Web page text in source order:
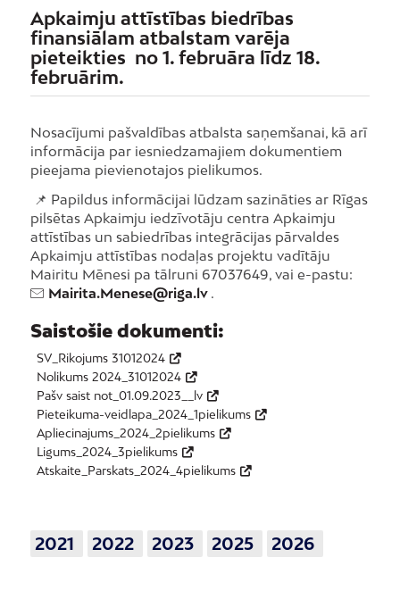
Apkaimju attīstības biedrības
finansiālam atbalstam varēja
pieteikties no 1. februāra līdz 18.
februārim.
Nosacījumi pašvaldības atbalsta saņemšanai, kā arī
informācija par iesniedzamajiem dokumentiem
pieejama pievienotajos pielikumos.
📌 Papildus informācijai lūdzam sazināties ar Rīgas
pilsētas Apkaimju iedzīvotāju centra Apkaimju
attīstības un sabiedrības integrācijas pārvaldes
Apkaimju attīstības nodaļas projektu vadītāju
Mairitu Mēnesi pa tālruni 67037649, vai e-pastu:
Mairita.Menese@riga.lv.
Saistošie dokumenti:
SV_Rikojums 31012024
Nolikums 2024_31012024
Pašv saist not_01.09.2023__lv
Pieteikuma-veidlapa_2024_1pielikums
Apliecinajums_2024_2pielikums
Ligums_2024_3pielikums
Atskaite_Parskats_2024_4pielikums
2021 2022 2023 2025 2026